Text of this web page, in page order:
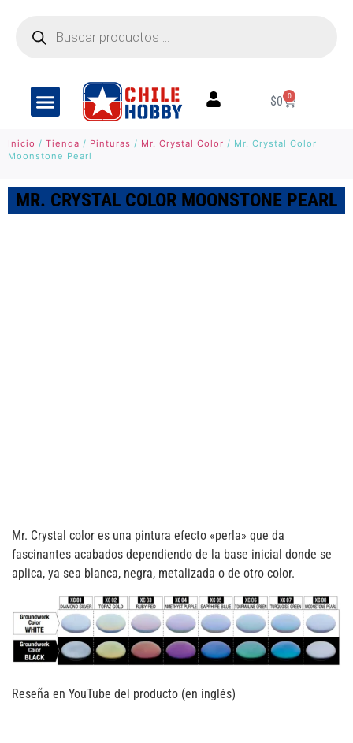
$0 0
Inicio / Tienda / Pinturas / Mr. Crystal Color / Mr. Crystal Color
Moonstone Pearl
MR. CRYSTAL COLOR MOONSTONE PEARL
Mr. Crystal color es una pintura efecto «perla» que da
fascinantes acabados dependiendo de la base inicial donde se
aplica, ya sea blanca, negra, metalizada o de otro color.
Reseña en YouTube del producto (en inglés)